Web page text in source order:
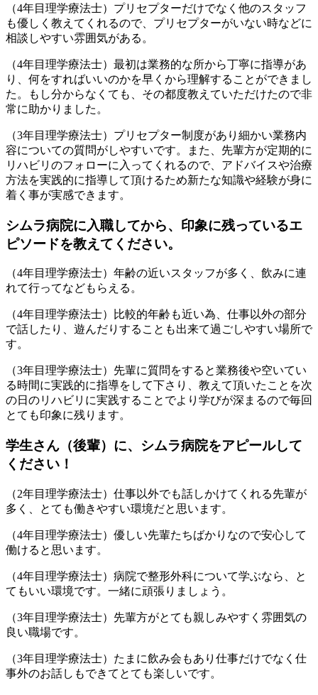
（4年目理学療法士）プリセプターだけでなく他のスタッフ
も優しく教えてくれるので、プリセプターがいない時などに
相談しやすい雰囲気がある。
（4年目理学療法士）最初は業務的な所から丁寧に指導があ
り、何をすればいいのかを早くから理解することができまし
た。もし分からなくても、その都度教えていただけたので非
常に助かりました。
（3年目理学療法士）プリセプター制度があり細かい業務内
容についての質問がしやすいです。また、先輩方が定期的に
リハビリのフォローに入ってくれるので、アドバイスや治療
方法を実践的に指導して頂けるため新たな知識や経験が身に
着く事が実感できます。
シムラ病院に入職してから、印象に残っているエ
ピソードを教えてください。
（4年目理学療法士）年齢の近いスタッフが多く、飲みに連
れて行ってなどもらえる。
（4年目理学療法士）比較的年齢も近い為、仕事以外の部分
で話したり、遊んだりすることも出来て過ごしやすい場所で
す。
（3年目理学療法士）先輩に質問をすると業務後や空いてい
る時間に実践的に指導をして下さり、教えて頂いたことを次
の日のリハビリに実践することでより学びが深まるので毎回
とても印象に残ります。
学生さん（後輩）に、シムラ病院をアピールして
ください！
（2年目理学療法士）仕事以外でも話しかけてくれる先輩が
多く、とても働きやすい環境だと思います。
（4年目理学療法士）優しい先輩たちばかりなので安心して
働けると思います。
（4年目理学療法士）病院で整形外科について学ぶなら、と
てもいい環境です。一緒に頑張りましょう。
（3年目理学療法士）先輩方がとても親しみやすく雰囲気の
良い職場です。
（3年目理学療法士）たまに飲み会もあり仕事だけでなく仕
事外のお話しもできてとても楽しいです。